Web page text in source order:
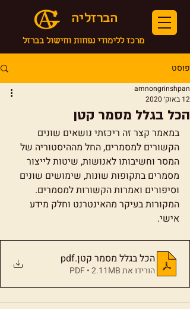
הברזליה
מרכז ללימודי נפחות וחישול בברזל
פוסט
הכל בגלל מסמר קטן
amnongrinshpan
12 באוק׳ 2020
במאמר קצר זה ריכזתי נושאים שונים
הקשורים למסמרים, החל מההיסטוריה של
המסר וחשיבותו לאנושות, שיטות לייצור
מסמרים בתקופות שונות, שימושים שונים
וסיפורים ואמרות הקשורות למסמרים.
המקורות בעיקר מהאינטרנט וחלק מידע
אישי.
הכל בגלל מסמר קטן.pdf
הורידו את PDF • 2.11MB